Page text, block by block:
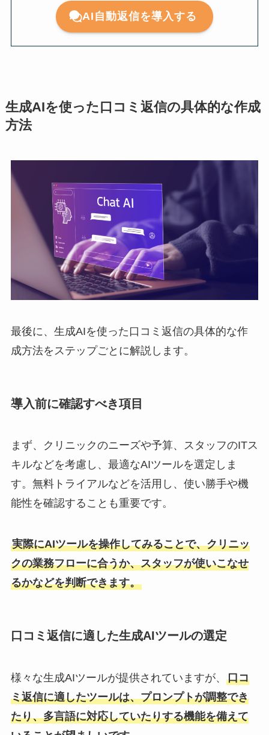
AI自動返信を導入する
生成AIを使った口コミ返信の具体的な作成
方法
最後に、生成AIを使った口コミ返信の具体的な作
成方法をステップごとに解説します。
導入前に確認すべき項目
まず、クリニックのニーズや予算、スタッフのITス
キルなどを考慮し、最適なAIツールを選定しま
す。無料トライアルなどを活用し、使い勝手や機
能性を確認することも重要です。
実際にAIツールを操作してみることで、クリニッ
クの業務フローに合うか、スタッフが使いこなせ
るかなどを判断できます。
口コミ返信に適した生成AIツールの選定
様々な生成AIツールが提供されていますが、 口コ
ミ返信に適したツールは、プロンプトが調整でき
たり、多言語に対応していたりする機能を備えて